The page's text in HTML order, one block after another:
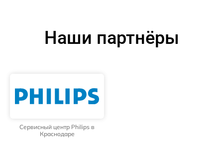
Наши партнёры
Сервисный центр Philips в
Краснодаре